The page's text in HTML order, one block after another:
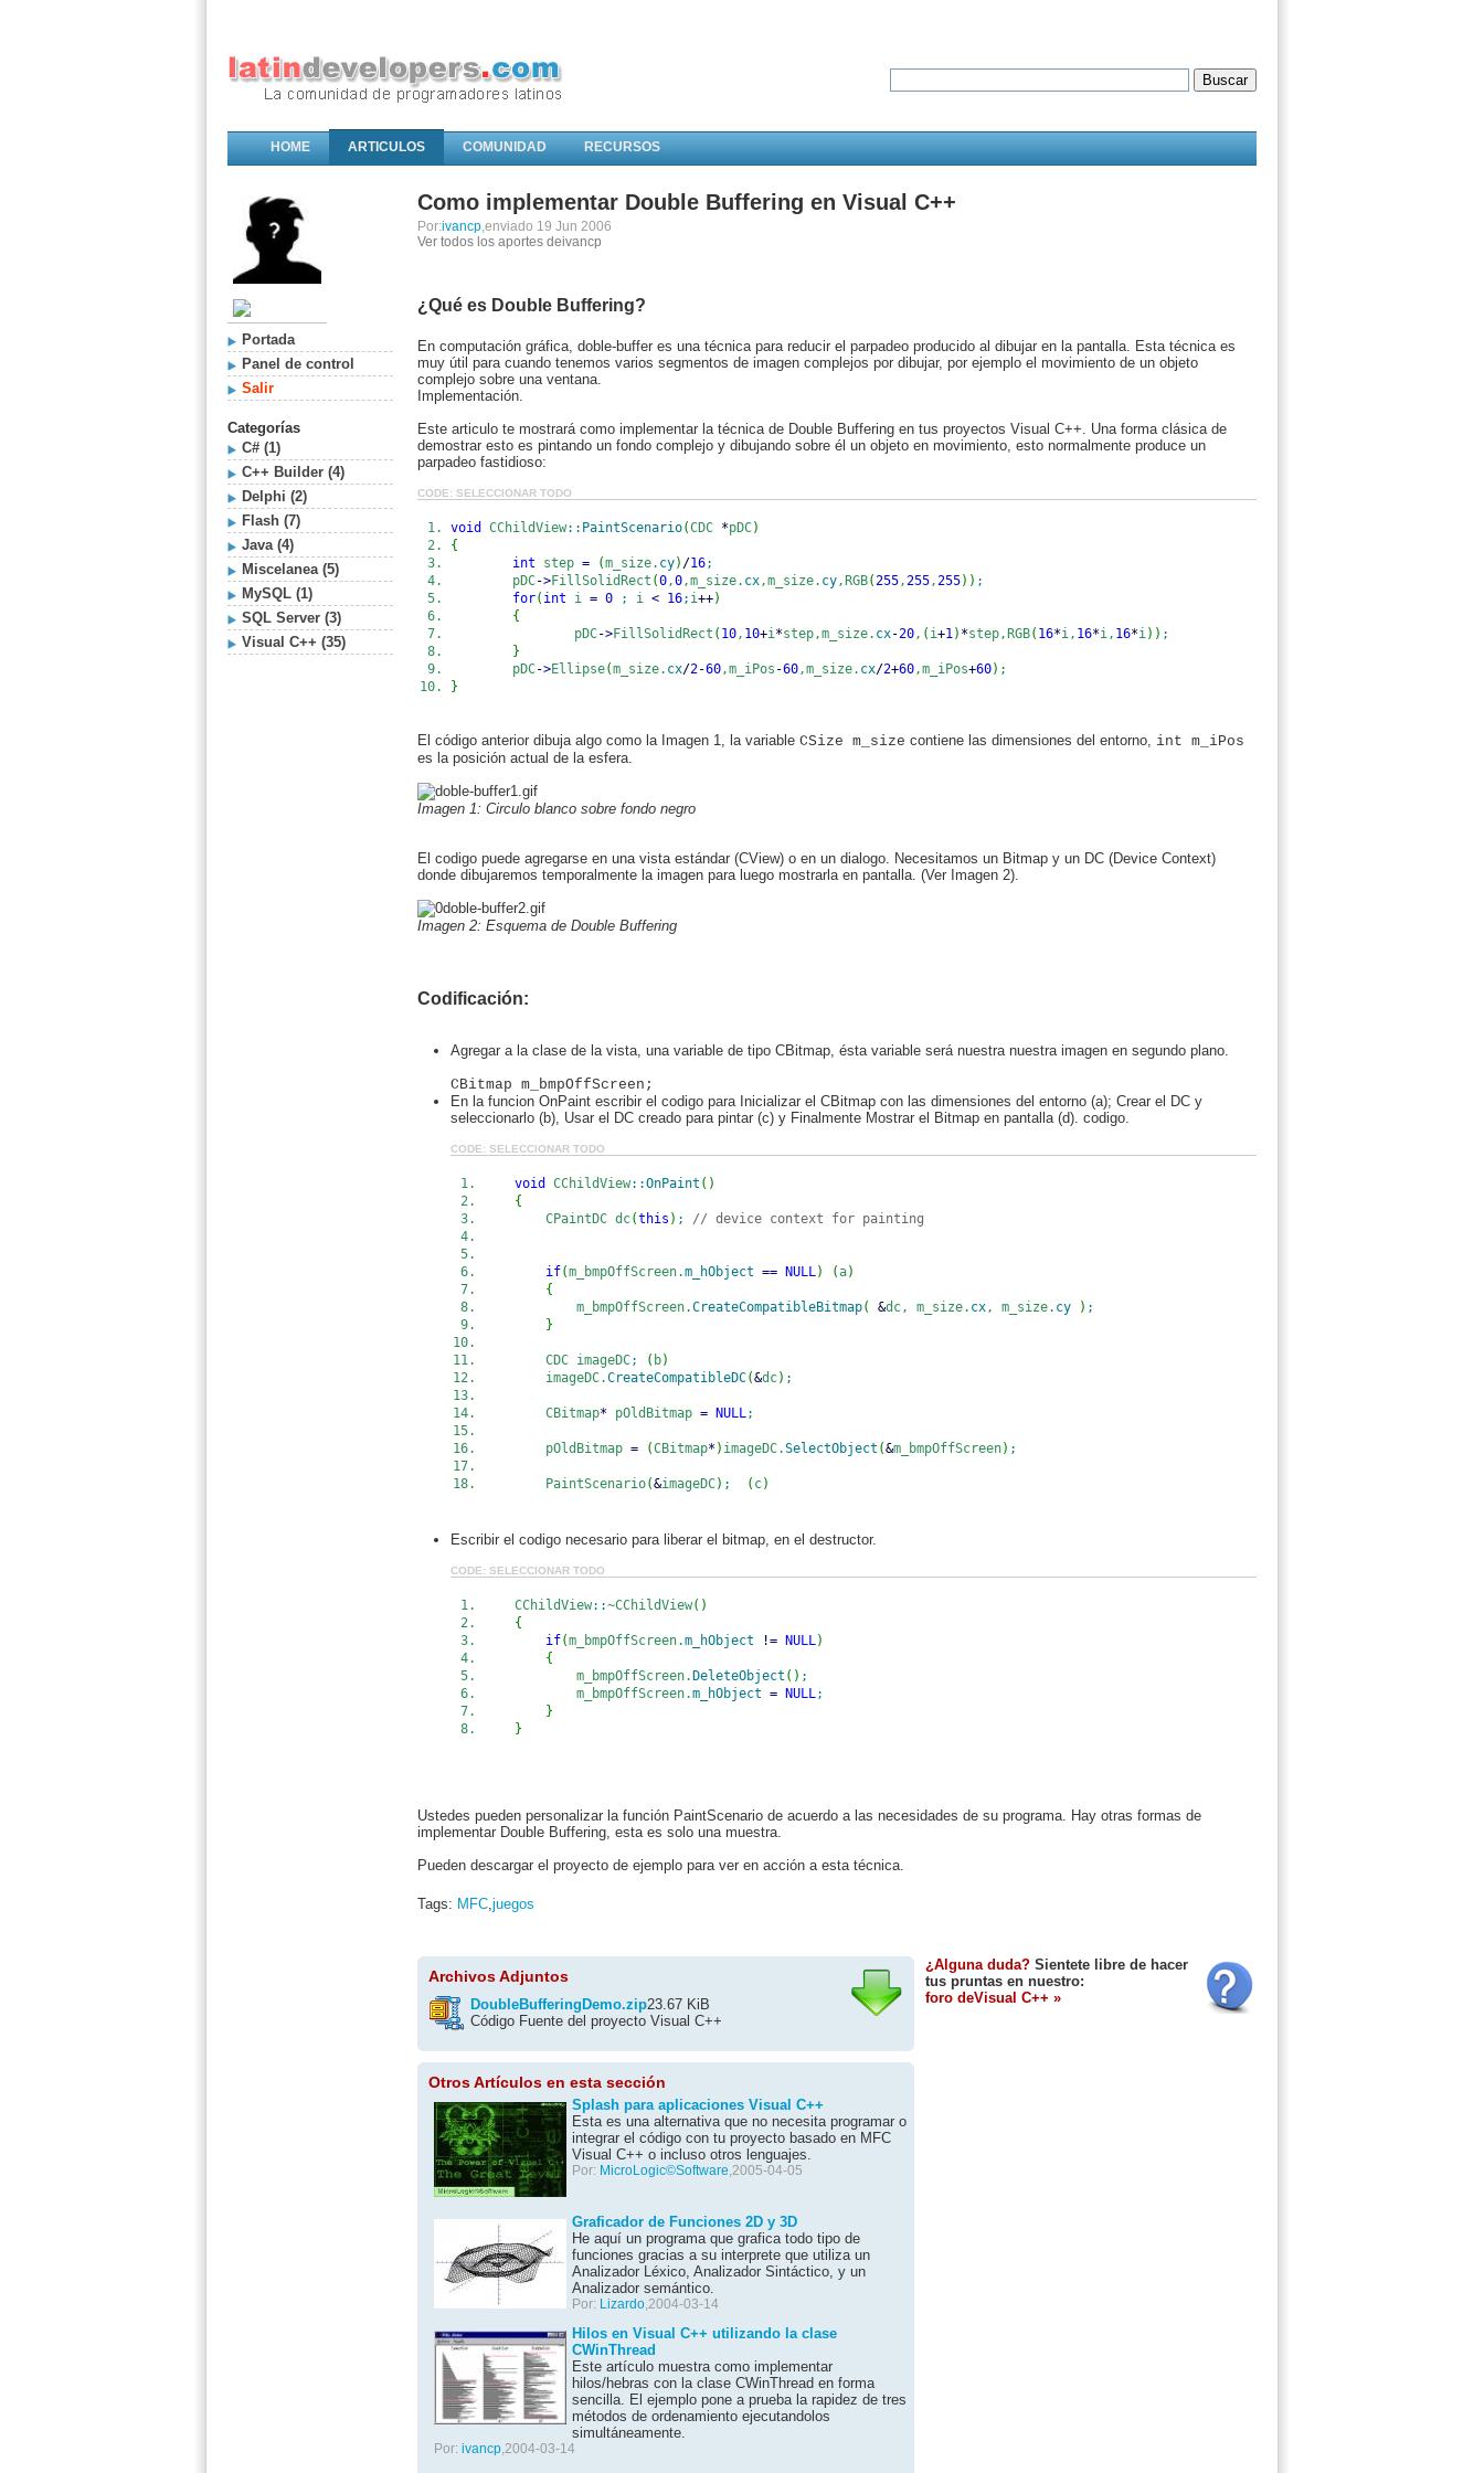
HOME ARTICULOS COMUNIDAD RECURSOS
Portada
Panel de control
Salir
Categorías
C# (1)
C++ Builder (4)
Delphi (2)
Flash (7)
Java (4)
Miscelanea (5)
MySQL (1)
SQL Server (3)
Visual C++ (35)
Como implementar Double Buffering en Visual C++
Por:ivancp,enviado 19 Jun 2006
Ver todos los aportes deivancp
¿Qué es Double Buffering?
En computación gráfica, doble-buffer es una técnica para reducir el parpadeo producido al dibujar en la pantalla. Esta técnica es
muy útil para cuando tenemos varios segmentos de imagen complejos por dibujar, por ejemplo el movimiento de un objeto
complejo sobre una ventana.
Implementación.
Este articulo te mostrará como implementar la técnica de Double Buffering en tus proyectos Visual C++. Una forma clásica de
demostrar esto es pintando un fondo complejo y dibujando sobre él un objeto en movimiento, esto normalmente produce un
parpadeo fastidioso:
CODE: SELECCIONAR TODO
void CChildView:: PaintScenario(CDC *pDC)
{
int step = (m_size. cy) /16;
pDC->FillSolidRect (0,0,m_size. cx,m_size. cy,RGB(255,255,255) ) ;
for( int i = 0 ; i < 16; i++)
{
pDC->FillSolidRect ( 10, 10+i*step,m_size. cx-20, ( i+1) *step,RGB( 16*i, 16*i, 16*i) ) ;
}
pDC->Ellipse(m_size. cx/2-60,m_iPos -60,m_size. cx/2+60,m_iPos+60) ;
}
El código anterior dibuja algo como la Imagen 1, la variable CSize m_size contiene las dimensiones del entorno, int m_iPos
es la posición actual de la esfera.
Imagen 1: Circulo blanco sobre fondo negro
El codigo puede agregarse en una vista estándar (CView) o en un dialogo. Necesitamos un Bitmap y un DC (Device Context)
donde dibujaremos temporalmente la imagen para luego mostrarla en pantalla. (Ver Imagen 2).
Imagen 2: Esquema de Double Buffering
Codificación:
Agregar a la clase de la vista, una variable de tipo CBitmap, ésta variable será nuestra nuestra imagen en segundo plano.
CBitmap m_bmpOffScreen;
En la funcion OnPaint escribir el codigo para Inicializar el CBitmap con las dimensiones del entorno (a); Crear el DC y
seleccionarlo (b), Usar el DC creado para pintar (c) y Finalmente Mostrar el Bitmap en pantalla (d). codigo.
CODE: SELECCIONAR TODO
void CChildView::OnPaint ( )
{
CPaintDC dc(this ) ; // device context for painting
if(m_bmpOffScreen.m_hObject == NULL) (a)
{
m_bmpOffScreen.CreateCompatibleBitmap( &dc, m_size. cx, m_size. cy ) ;
}
CDC imageDC; ( b)
imageDC.CreateCompatibleDC(&dc) ;
CBitmap* pOldBitmap = NULL;
pOldBitmap = (CBitmap* ) imageDC.SelectObject (&m_bmpOffScreen) ;
PaintScenario(&imageDC) ; ( c)
&imageDC,0, 0, SRCCOPY);
imageDC.
}
Escribir el codigo necesario para liberar el bitmap, en el destructor.
CODE: SELECCIONAR TODO
CChildView::~CChildView( )
{
if(m_bmpOffScreen.m_hObject != NULL)
{
m_bmpOffScreen. DeleteObject ( ) ;
m_bmpOffScreen.m_hObject = NULL;
}
}
Ustedes pueden personalizar la función PaintScenario de acuerdo a las necesidades de su programa. Hay otras formas de
implementar Double Buffering, esta es solo una muestra.
Pueden descargar el proyecto de ejemplo para ver en acción a esta técnica.
Tags: MFC,juegos
Archivos Adjuntos
DoubleBufferingDemo.zip23.67 KiB
Código Fuente del proyecto Visual C++
Otros Artículos en esta sección
Splash para aplicaciones Visual C++
Esta es una alternativa que no necesita programar o
integrar el código con tu proyecto basado en MFC
Visual C++ o incluso otros lenguajes.
Por: MicroLogic©Software,2005-04-05
Graficador de Funciones 2D y 3D
He aquí un programa que grafica todo tipo de
funciones gracias a su interprete que utiliza un
Analizador Léxico, Analizador Sintáctico, y un
Analizador semántico.
Por: Lizardo,2004-03-14
Hilos en Visual C++ utilizando la clase
CWinThread
Este artículo muestra como implementar
hilos/hebras con la clase CWinThread en forma
sencilla. El ejemplo pone a prueba la rapidez de tres
métodos de ordenamiento ejecutandolos
simultáneamente.
Por: ivancp,2004-03-14
¿Alguna duda? Sientete libre de hacer
tus pruntas en nuestro:
foro deVisual C++ »